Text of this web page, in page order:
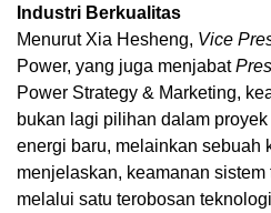
Industri Berkualitas
Menurut Xia Hesheng, Vice
Power, yang juga menjabat
Power Strategy & Marketing,
bukan lagi pilihan dalam
energi baru, melainkan sebuah
menjelaskan, keamanan
melalui satu terobosan